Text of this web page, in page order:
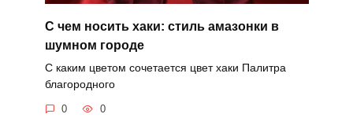
С чем носить хаки: стиль амазонки в
шумном городе
С каким цветом сочетается цвет хаки Палитра
благородного
0 0